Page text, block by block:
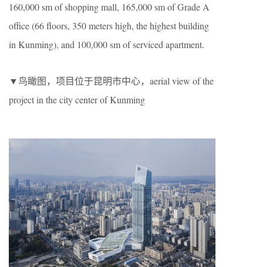
160,000 sm of shopping mall, 165,000 sm of Grade A
office (66 floors, 350 meters high, the highest building
in Kunming), and 100,000 sm of serviced apartment.
▼鸟瞰图，项目位于昆明市中心，aerial view of the
project in the city center of Kunming